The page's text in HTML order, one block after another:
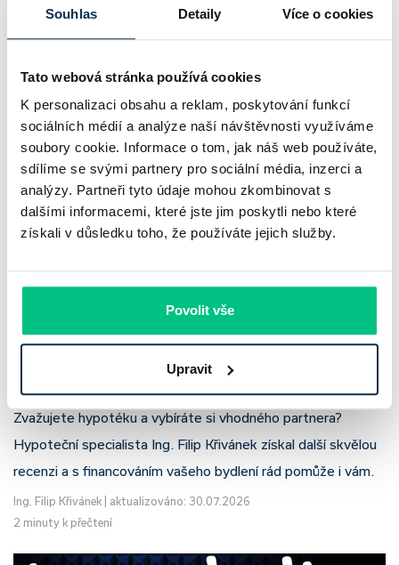
Souhlas Detaily Více o cookies
Tato webová stránka používá cookies
K personalizaci obsahu a reklam, poskytování funkcí
sociálních médií a analýze naší návštěvnosti využíváme
soubory cookie. Informace o tom, jak náš web používáte,
sdílíme se svými partnery pro sociální média, inzerci a
analýzy. Partneři tyto údaje mohou zkombinovat s
dalšími informacemi, které jste jim poskytli nebo které
získali v důsledku toho, že používáte jejich služby.
Povolit vše
Upravit
bankovního trhu. Na jedné straně jí podle zadaného rámce
klesl zisk na 8,5 miliardy korun, na druhé ale dál výrazně
Recenze - hypoteční specialista: Ing.
Filip Křivánek, klient: Tomáš B.
Zvažujete hypotéku a vybíráte si vhodného partnera?
Hypoteční specialista Ing. Filip Křivánek získal další skvělou
recenzi a s financováním vašeho bydlení rád pomůže i vám.
Ing. Filip Křivánek
aktualizováno: 30.07.2026
2 minuty k přečtení